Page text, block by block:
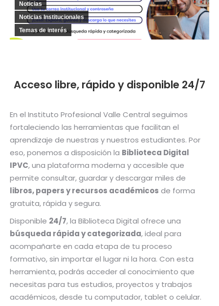
Noticias
Noticias Institucionales
Temas de interés
Acceso libre, rápido y disponible 24/7
En el Instituto Profesional Valle Central seguimos
fortaleciendo las herramientas que facilitan el
aprendizaje de nuestras y nuestros estudiantes. Por
eso, ponemos a disposición la Biblioteca Digital
IPVC, una plataforma moderna y accesible que
permite consultar, guardar y descargar miles de
libros, papers y recursos académicos de forma
gratuita, rápida y segura.
Disponible 24/7, la Biblioteca Digital ofrece una
búsqueda rápida y categorizada, ideal para
acompañarte en cada etapa de tu proceso
formativo, sin importar el lugar ni la hora. Con esta
herramienta, podrás acceder al conocimiento que
necesitas para tus estudios, proyectos y trabajos
académicos, desde tu computador, tablet o celular.